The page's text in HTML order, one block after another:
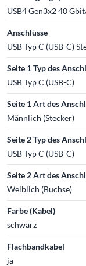
USB4 Gen3x2 40
Anschlüsse
USB Typ C (USB-C)
Seite 1 Typ des
USB Typ C (USB-C)
Seite 1 Art des
Männlich (Stecker)
Seite 2 Typ des
USB Typ C (USB-C)
Seite 2 Art des
Weiblich (Buchse)
Farbe (Kabel)
schwarz
Flachbandkabel
ja